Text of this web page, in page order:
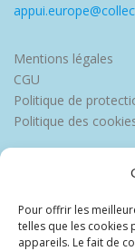
Pour offrir les
telles que les cookies
appareils. Le fait de
Mentions légales
CGU
Politique de
Politique des